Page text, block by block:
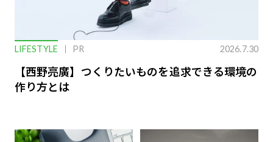
LIFESTYLE PR 2026.7.30
【西野亮廣】つくりたいものを追求できる環境の
作り方とは